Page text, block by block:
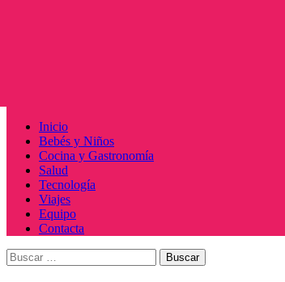
Menú
principal
Inicio
Bebés y Niños
Cocina y Gastronomía
Salud
Tecnología
Viajes
Equipo
Contacta
Buscar: